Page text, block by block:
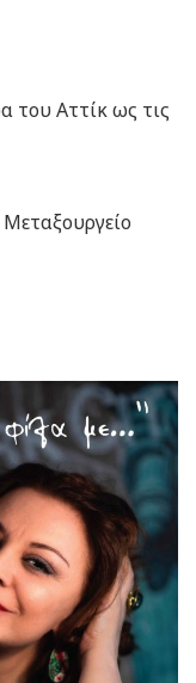
του Αττίκ ως τις